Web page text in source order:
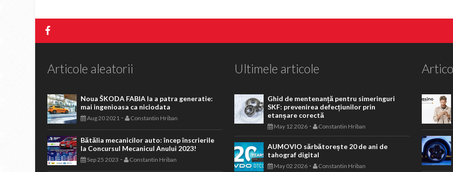
Articole aleatorii
Noua ŠKODA FABIA la a patra generatie:
mai ingenioasa ca niciodata
Aug 20 2021 - Constantin Hriban
Bătălia mecanicilor auto: încep înscrierile
la Concursul Mecanicul Anului 2023!
Sep 25 2023 - Constantin Hriban
Ultimele articole
Ghid de mentenanță pentru simeringuri
SKF: prevenirea defecțiunilor prin
etanșare corectă
May 12 2026 - Constantin Hriban
AUMOVIO sărbătorește 20 de ani de
tahograf digital
May 02 2026 - Constantin Hriban